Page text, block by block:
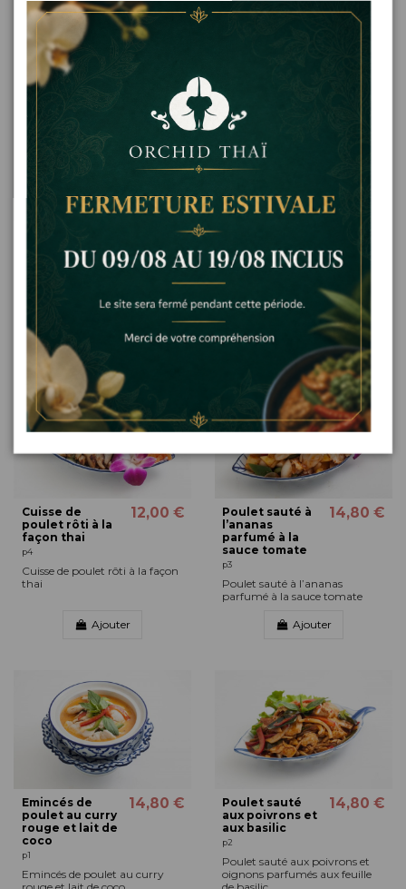
Sauté de poulet et légumes au
gingembre
14,80 €
poulet grillées à
la sauce saté
Brochettes de poulet grillées à
la sauce saté
Ajouter
Cuisse de
poulet rôti à la
façon thai
p4
12,00 €
Cuisse de poulet rôti à la façon
thai
Ajouter
Poulet sauté à
l’ananas
parfumé à la
sauce tomate
p3
14,80 €
Poulet sauté à l’ananas
parfumé à la sauce tomate
Ajouter
Emincés de
poulet au curry
rouge et lait de
coco
p1
14,80 €
Emincés de poulet au curry
Poulet sauté
aux poivrons et
aux basilic
p2
14,80 €
Poulet sauté aux poivrons et
oignons parfumés aux feuille